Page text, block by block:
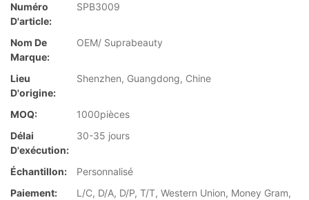
Numéro
D'article:
SPB3009
Nom De
Marque:
OEM/ Suprabeauty
Lieu
D'origine:
Shenzhen, Guangdong, Chine
MOQ:
1000pièces
Délai
D'exécution:
30-35 jours
Échantillon:
Personnalisé
Paiement:
L/C, D/A, D/P, T/T, Western Union, Money Gram,